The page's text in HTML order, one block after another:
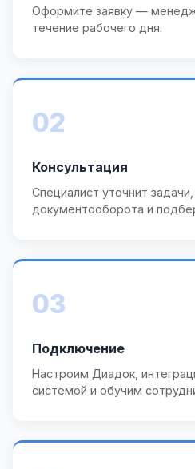
Оформите заявку —
течение рабочего дня.
02
Консультация
Специалист уточнит
документооборота и
03
Подключение
Настроим Диадок,
системой и обучим